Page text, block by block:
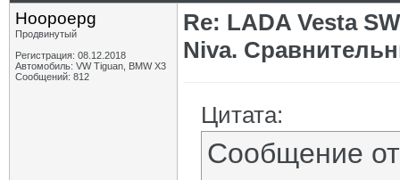
Hoopoepg
Продвинутый
Регистрация: 08.12.2018
Автомобиль: VW Tiguan, BMW X3
Сообщений: 812
Re: LADA Vesta
Niva.
Цитата:
Сообщение